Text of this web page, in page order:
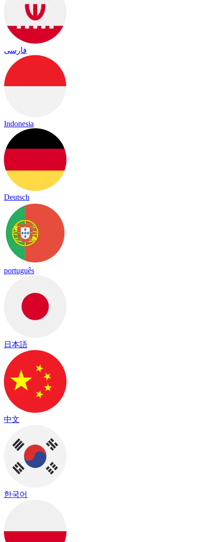
فارسی
Indonesia
Deutsch
português
日本語
中文
한국어